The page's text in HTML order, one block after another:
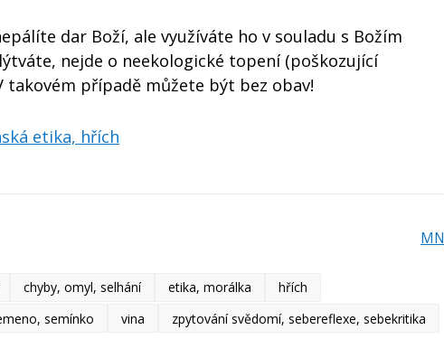
dar Boží, ale využíváte ho v souladu s Božím
nejde o neekologické topení (poškozující
takovém případě můžete být bez obav!
etika, hřích
MN
chyby, omyl, selhání etika, morálka
hřích
semínko vina zpytování svědomí, sebereflexe, sebekritika